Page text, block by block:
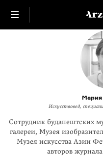
Мария
Искусствовед,
Сотрудник будапештских
галереи, Музея
Музея искусства Азии
авторов